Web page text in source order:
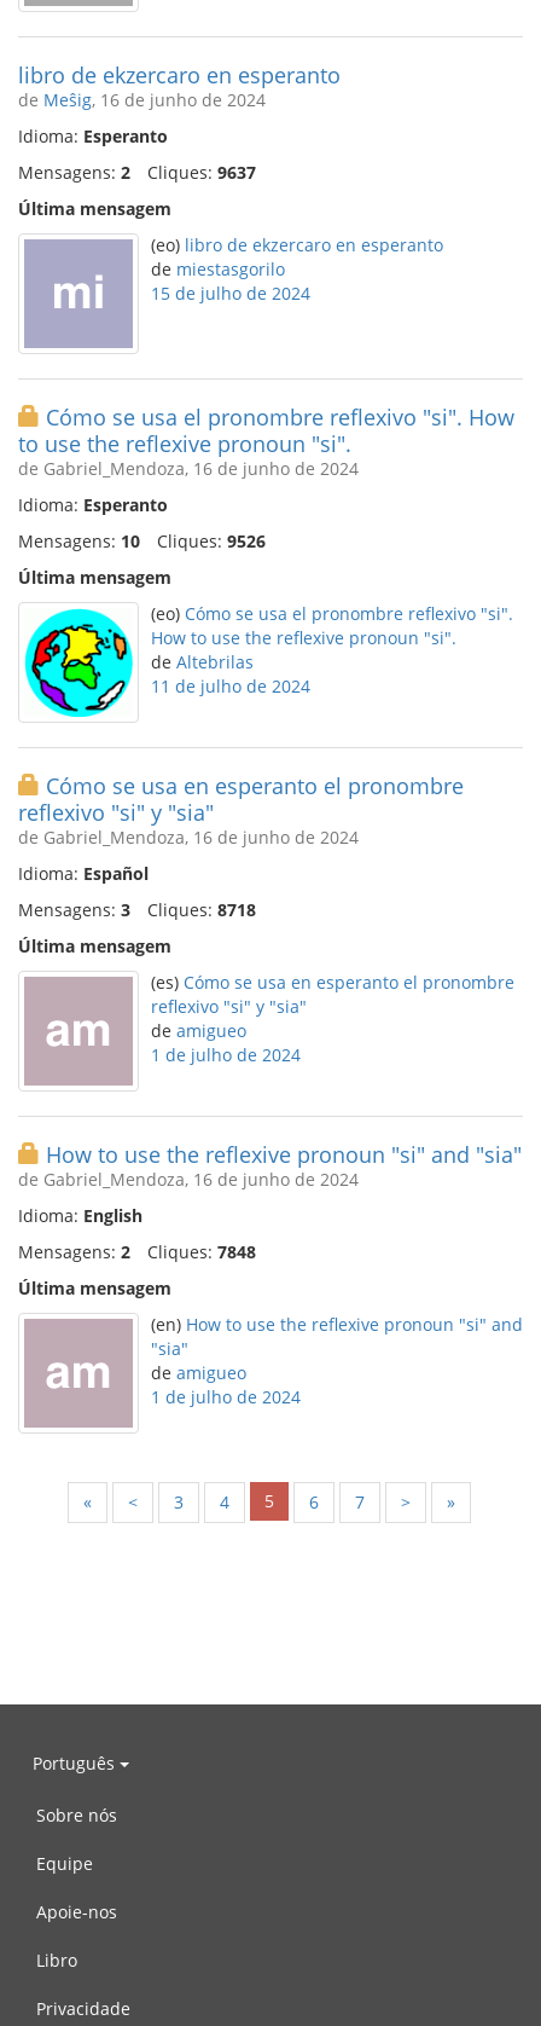
libro de ekzercaro en esperanto
de Meŝig, 16 de junho de 2024
Idioma: Esperanto
Mensagens: 2 Cliques: 9637
Última mensagem
(eo) libro de ekzercaro en esperanto
de miestasgorilo
15 de julho de 2024
Cómo se usa el pronombre reflexivo "si". How
to use the reflexive pronoun "si".
de Gabriel_Mendoza, 16 de junho de 2024
Idioma: Esperanto
Mensagens: 10 Cliques: 9526
Última mensagem
(eo) Cómo se usa el pronombre reflexivo "si".
How to use the reflexive pronoun "si".
de Altebrilas
11 de julho de 2024
Cómo se usa en esperanto el pronombre
reflexivo "si" y "sia"
de Gabriel_Mendoza, 16 de junho de 2024
Idioma: Español
Mensagens: 3 Cliques: 8718
Última mensagem
(es) Cómo se usa en esperanto el pronombre
reflexivo "si" y "sia"
de amigueo
1 de julho de 2024
How to use the reflexive pronoun "si" and "sia"
de Gabriel_Mendoza, 16 de junho de 2024
Idioma: English
Mensagens: 2 Cliques: 7848
Última mensagem
(en) How to use the reflexive pronoun "si" and
"sia"
de amigueo
1 de julho de 2024
« < 3 4 5 6 7 > »
Português
Sobre nós
Equipe
Apoie-nos
Libro
Privacidade